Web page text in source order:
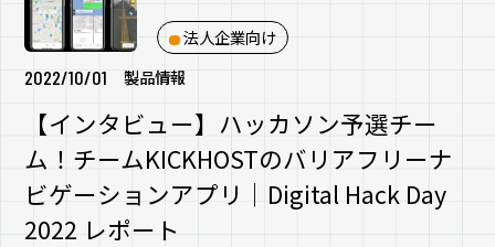
法人企業向け
2022/10/01 製品情報
【インタビュー】ハッカソン予選チー
ム！チームKICKHOSTのバリアフリーナ
ビゲーションアプリ｜Digital Hack Day
2022 レポート